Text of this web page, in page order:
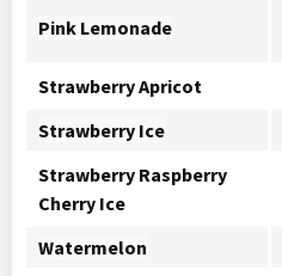
Pink Lemonade
Strawberry Apricot
Strawberry Ice
Strawberry Raspberry
Cherry Ice
Watermelon